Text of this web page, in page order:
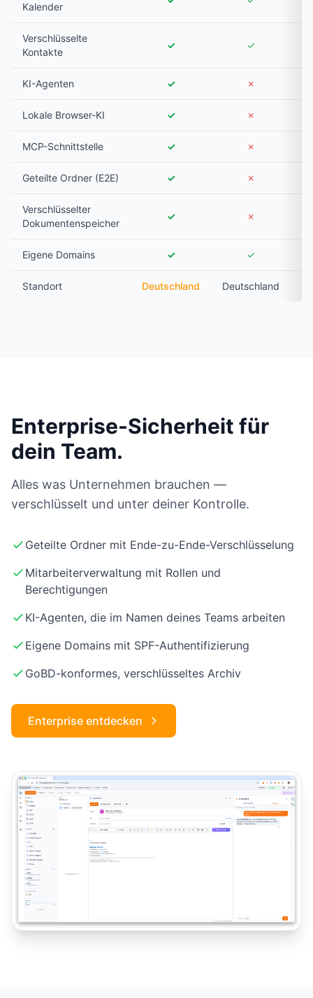
Kalender
Verschlüsselte
Kontakte
✓ ✓
KI-Agenten ✓ ✗
Lokale Browser-KI ✓ ✗
MCP-Schnittstelle ✓ ✗
Geteilte Ordner (E2E) ✓ ✗
Verschlüsselter
Dokumentenspeicher
✓ ✗
Eigene Domains ✓ ✓
Standort Deutschland Deutschland
Enterprise-Sicherheit für
dein Team.
Alles was Unternehmen brauchen —
verschlüsselt und unter deiner Kontrolle.
Geteilte Ordner mit Ende-zu-Ende-Verschlüsselung
Mitarbeiterverwaltung mit Rollen und
Berechtigungen
KI-Agenten, die im Namen deines Teams arbeiten
Eigene Domains mit SPF-Authentifizierung
GoBD-konformes, verschlüsseltes Archiv
Enterprise entdecken